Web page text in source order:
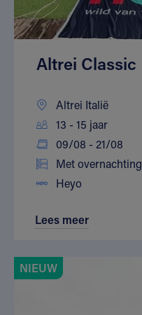
Altrei Classic
Altrei Italië
13 - 15 jaar
09/08 - 21/08
Met overnachting
Heyo
Lees meer
NIEUW